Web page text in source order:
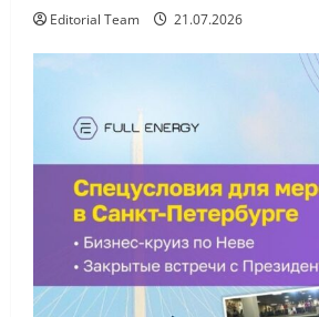
Editorial Team 21.07.2026